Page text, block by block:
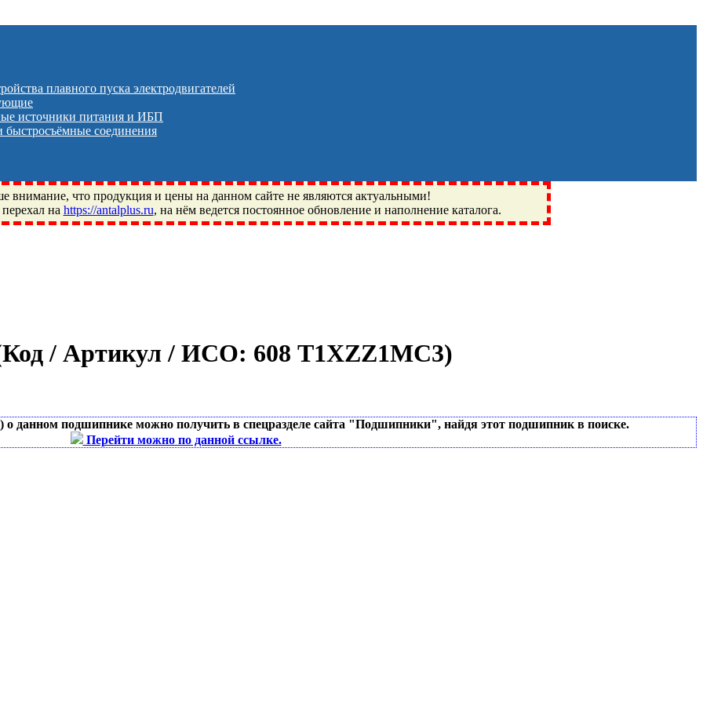
плавного пуска электродвигателей
источники питания и ИБП
соединения
внимание, что продукция и цены на данном сайте не являются актуальными!
на https://antalplus.ru, на нём ведется постоянное обновление и наполнение каталога.
Щелково, Москва, Пушкино, Королёв, Балашиха, Фряново, Монино, Ивантеевка, подшипники, пневматика, метизы,
Neutral, WHX, ZWZ, CRAFT, СПЗ-4, NECTECH, KG, LQY, DPI, BSN, SPZ, РФ, BMZ, ХАРП, CX, РОЛТОМ, APZ, FBJ, KYK,
/ Артикул / ИСО: 608 T1XZZ1MC3)
данном подшипнике можно получить в спецразделе сайта "Подшипники", найдя этот подшипник в поиске.
Перейти можно по данной ссылке.